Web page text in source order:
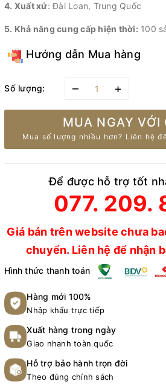
4. Xuất xứ: Đài Loan, Trung Quốc
5. Khả năng cung cấp hiện thời: 100
Hướng dẫn Mua hàng
Số lượng: – +
MUA NGAY VỚI
Mua số lượng nhiều hơn? Liên hệ
Để được hỗ trợ tốt
077. 209.
Giá bán trên website chưa
chuyển. Liên hệ để nhận
Hình thức thanh toán
Hàng mới 100%
Nhập khẩu trực tiếp
Xuất hàng trong ngày
Giao nhanh toàn quốc
Hỗ trợ bảo hành trọn đời
Theo đúng chính sách